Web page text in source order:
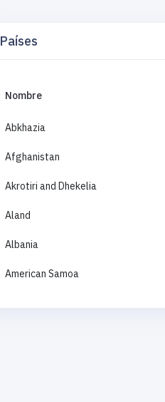
Países
Nombre
Abkhazia
Afghanistan
Akrotiri and Dhekelia
Aland
Albania
American Samoa